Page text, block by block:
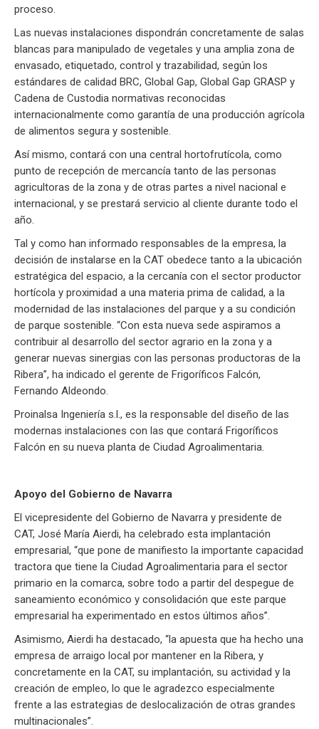
proceso.
Las nuevas instalaciones dispondrán concretamente de salas
blancas para manipulado de vegetales y una amplia zona de
envasado, etiquetado, control y trazabilidad, según los
estándares de calidad BRC, Global Gap, Global Gap GRASP y
Cadena de Custodia normativas reconocidas
internacionalmente como garantía de una producción agrícola
de alimentos segura y sostenible.
Así mismo, contará con una central hortofrutícola, como
punto de recepción de mercancía tanto de las personas
agricultoras de la zona y de otras partes a nivel nacional e
internacional, y se prestará servicio al cliente durante todo el
año.
Tal y como han informado responsables de la empresa, la
decisión de instalarse en la CAT obedece tanto a la ubicación
estratégica del espacio, a la cercanía con el sector productor
hortícola y proximidad a una materia prima de calidad, a la
modernidad de las instalaciones del parque y a su condición
de parque sostenible. “Con esta nueva sede aspiramos a
contribuir al desarrollo del sector agrario en la zona y a
generar nuevas sinergias con las personas productoras de la
Ribera”, ha indicado el gerente de Frigoríficos Falcón,
Fernando Aldeondo.
Proinalsa Ingeniería s.l., es la responsable del diseño de las
modernas instalaciones con las que contará Frigoríficos
Falcón en su nueva planta de Ciudad Agroalimentaria.
Apoyo del Gobierno de Navarra
El vicepresidente del Gobierno de Navarra y presidente de
CAT, José María Aierdi, ha celebrado esta implantación
empresarial, “que pone de manifiesto la importante capacidad
tractora que tiene la Ciudad Agroalimentaria para el sector
primario en la comarca, sobre todo a partir del despegue de
saneamiento económico y consolidación que este parque
empresarial ha experimentado en estos últimos años”.
Asimismo, Aierdi ha destacado, “la apuesta que ha hecho una
empresa de arraigo local por mantener en la Ribera, y
concretamente en la CAT, su implantación, su actividad y la
creación de empleo, lo que le agradezco especialmente
frente a las estrategias de deslocalización de otras grandes
multinacionales”.